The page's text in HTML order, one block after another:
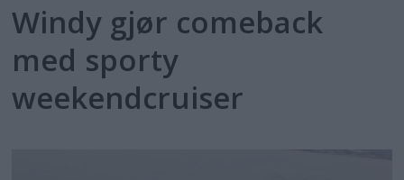
Windy gjør comeback
med sporty
weekendcruiser